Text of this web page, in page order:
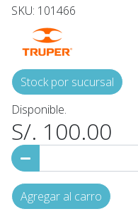
SKU: 101466
Stock por sucursal
Disponible.
S/. 100.00
Agregar al carro